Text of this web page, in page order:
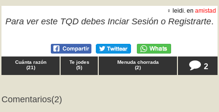
♀ leidi. en amistad
Para ver este TQD debes Inciar Sesión o Registrarte.
Cuánta razón
(21)
Te jodes
(5)
Menuda chorrada
(2) 2
Comentarios(2)